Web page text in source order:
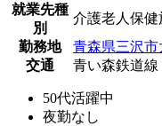
就業先種
別
介護老人保健
勤務地
青森県三沢市
交通
青い森鉄道線
50代活躍中
夜勤なし